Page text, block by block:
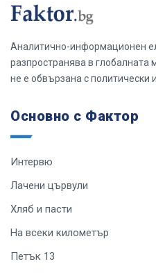
Аналитично-информационен
разпространява в
не е обвързана с политически
Основно с Фактор
Интервю
Лачени цървули
Хляб и пасти
На всеки километър
Петък 13